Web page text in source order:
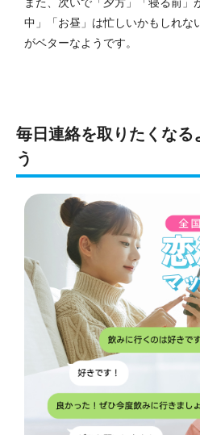
また、次いで「夕方」「寝る前」
中」「お昼」は忙しいかもしれな
がベターなようです。
毎日連絡を取りたくなる
う